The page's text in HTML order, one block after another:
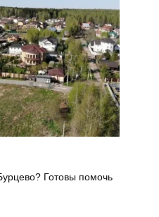
Готовы помочь